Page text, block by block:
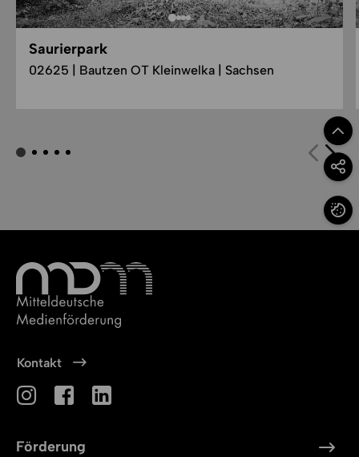
Saurierpark
02625 | Bautzen OT Kleinwelka | Sachsen
Zum
Kontakt
Förderung